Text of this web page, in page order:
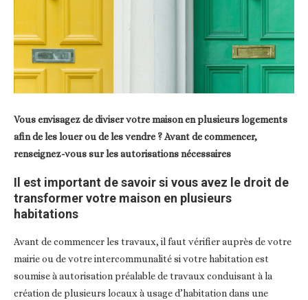
Vous envisagez de diviser votre maison en plusieurs logements
afin de les louer ou de les vendre ? Avant de commencer,
renseignez-vous sur les autorisations nécessaires
Il est important de savoir si vous avez le droit de
transformer votre maison en plusieurs
habitations
Avant de commencer les travaux, il faut vérifier auprès de votre
mairie ou de votre intercommunalité si votre habitation est
soumise à autorisation préalable de travaux conduisant à la
création de plusieurs locaux à usage d’habitation dans une